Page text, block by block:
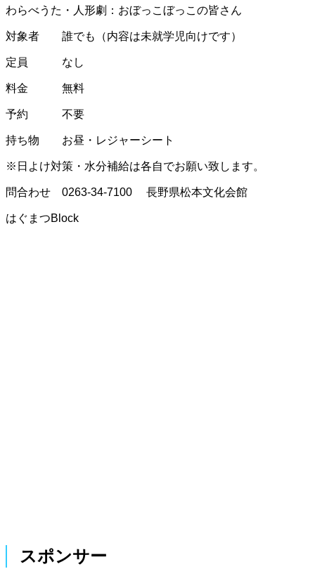
わらべうた・人形劇：おぼっこぼっこの皆さん
対象者 誰でも（内容は未就学児向けです）
定員 なし
料金 無料
予約 不要
持ち物 お昼・レジャーシート
※日よけ対策・水分補給は各自でお願い致します。
問合わせ 0263-34-7100 長野県松本文化会館
はぐまつBlock
スポンサー